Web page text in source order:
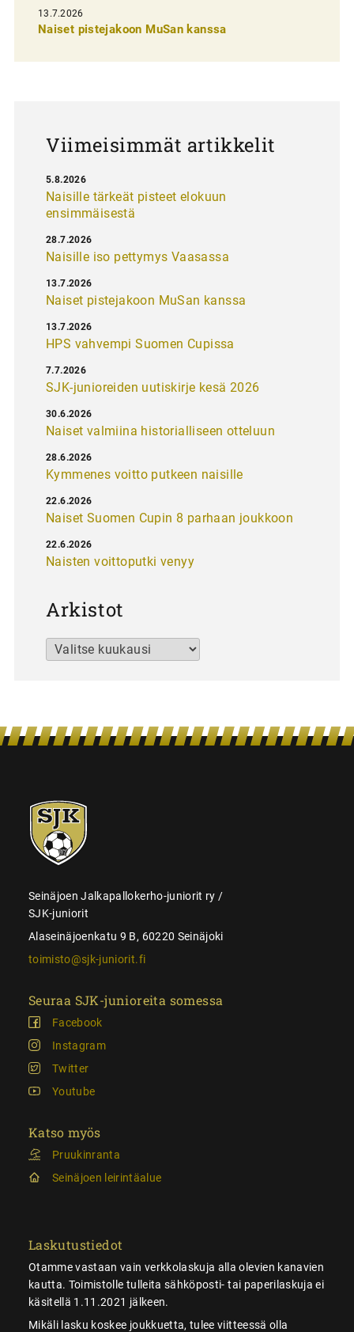
e
13.7.2026
Naiset pistejakoon MuSan kanssa
Viimeisimmät artikkelit
Naisille tärkeät pisteet elokuun
ensimmäisestä
5.8.2026
Naisille iso pettymys Vaasassa
28.7.2026
Naiset pistejakoon MuSan kanssa
13.7.2026
HPS vahvempi Suomen Cupissa
13.7.2026
SJK-junioreiden uutiskirje kesä 2026
7.7.2026
Naiset valmiina historialliseen otteluun
30.6.2026
Kymmenes voitto putkeen naisille
28.6.2026
Naiset Suomen Cupin 8 parhaan joukkoon
22.6.2026
Naisten voittoputki venyy
22.6.2026
Arkistot
Arkistot
SJK-
juniorit
Seinäjoen Jalkapallokerho-juniorit ry /
SJK-juniorit
Alaseinäjoenkatu 9 B, 60220 Seinäjoki
toimisto@sjk-juniorit.fi
Seuraa SJK-junioreita somessa
Facebook
Instagram
Twitter
Youtube
Katso myös
Pruukinranta
Seinäjoen leirintäalue
Laskutustiedot
Otamme vastaan vain verkkolaskuja alla olevien kanavien
kautta. Toimistolle tulleita sähköposti- tai paperilaskuja ei
käsitellä 1.11.2021 jälkeen.
Mikäli lasku koskee joukkuetta, tulee viitteessä olla